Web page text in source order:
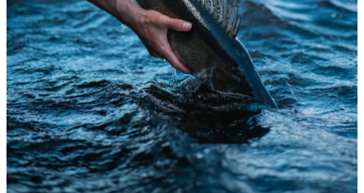
Pilbågar och
Pilar
Vapenremmar
Stockar och kolvar
Ljuddämpare &
Rekylbroms